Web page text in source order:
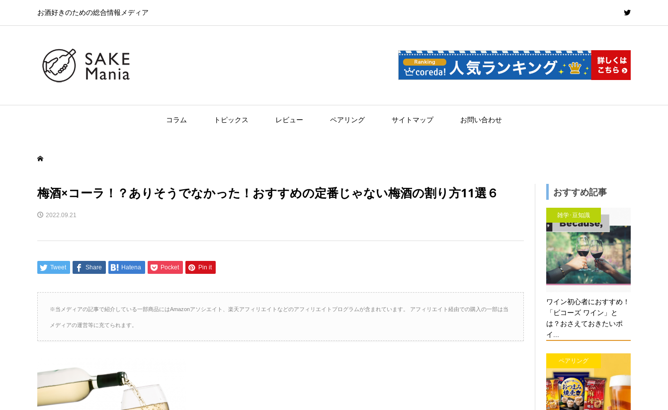
お酒好きのための総合情報メディア
コラム トピックス レビュー ペアリング サイトマップ お問い合わせ
梅酒×コーラ！？ありそうでなかった！おすすめの定番じゃない梅酒の割り方11選６
2022.09.21
Tweet Share Hatena Pocket Pin it
※当メディアの記事で紹介している一部商品にはAmazonアソシエイト、楽天アフィリエイトなどのアフィリエイトプログラムが含まれています。 アフィリエイト経由での購入の一部は当
メディアの運営等に充てられます。
おすすめ記事
雑学･豆知識
ワイン初心者におすすめ！
「ビコーズ ワイン」と
は？おさえておきたいポ
イ...
ペアリング